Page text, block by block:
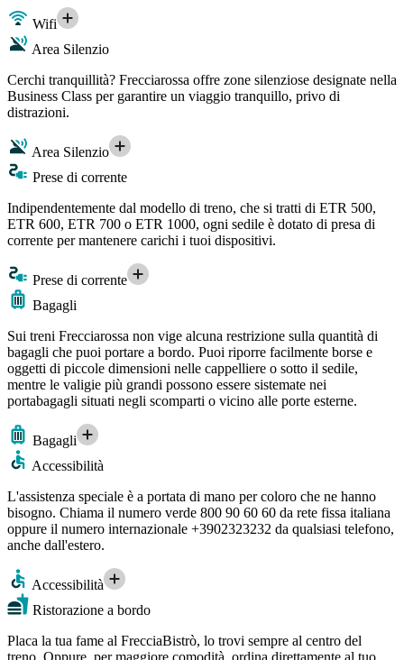
Wifi
Area Silenzio
Cerchi tranquillità? Frecciarossa offre zone silenziose designate nella
Business Class per garantire un viaggio tranquillo, privo di
distrazioni.
Area Silenzio
Prese di corrente
Indipendentemente dal modello di treno, che si tratti di ETR 500,
ETR 600, ETR 700 o ETR 1000, ogni sedile è dotato di presa di
corrente per mantenere carichi i tuoi dispositivi.
Prese di corrente
Bagagli
Sui treni Frecciarossa non vige alcuna restrizione sulla quantità di
bagagli che puoi portare a bordo. Puoi riporre facilmente borse e
oggetti di piccole dimensioni nelle cappelliere o sotto il sedile,
mentre le valigie più grandi possono essere sistemate nei
portabagagli situati negli scomparti o vicino alle porte esterne.
Bagagli
Accessibilità
L'assistenza speciale è a portata di mano per coloro che ne hanno
bisogno. Chiama il numero verde 800 90 60 60 da rete fissa italiana
oppure il numero internazionale +3902323232 da qualsiasi telefono,
anche dall'estero.
Accessibilità
Ristorazione a bordo
Placa la tua fame al FrecciaBistrò, lo trovi sempre al centro del
treno. Oppure, per maggiore comodità, ordina direttamente al tuo